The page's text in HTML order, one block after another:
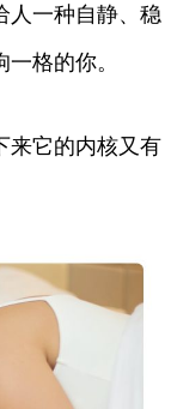
人一种自静、稳
格的你。
来它的内核又有